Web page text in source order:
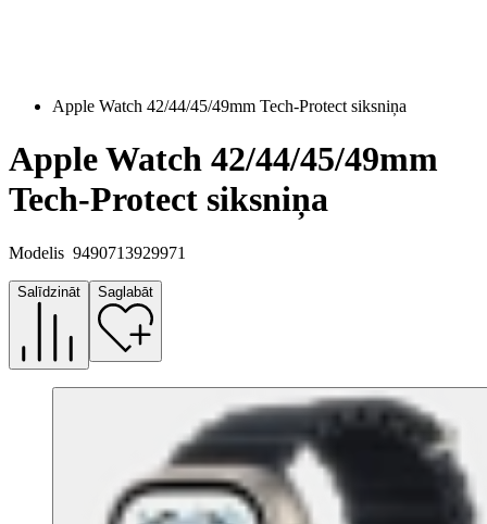
Apple Watch 42/44/45/49mm Tech-Protect siksniņa
Apple Watch 42/44/45/49mm
Tech-Protect siksniņa
Modelis 9490713929971
Salīdzināt Saglabāt